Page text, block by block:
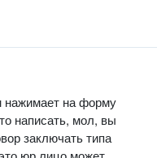
нажимает на форму
написать, мол, вы
заключать типа